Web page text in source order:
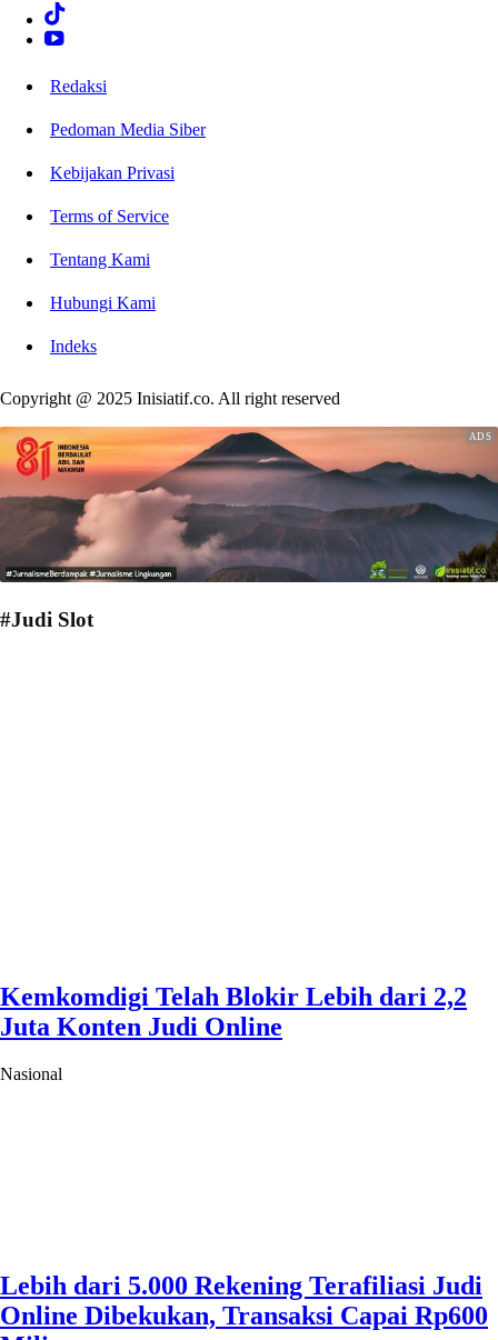
Redaksi
Pedoman Media Siber
Kebijakan Privasi
Terms of Service
Tentang Kami
Hubungi Kami
Indeks
Copyright @ 2025 Inisiatif.co. All right reserved
#Judi Slot
Kemkomdigi Telah Blokir Lebih dari 2,2
Juta Konten Judi Online
Nasional
Lebih dari 5.000 Rekening Terafiliasi Judi
Online Dibekukan, Transaksi Capai Rp600